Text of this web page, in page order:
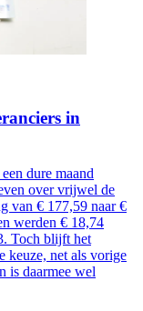
in
dure maand
over vrijwel de
van € 177,59 naar €
werden € 18,74
Toch blijft het
keuze, net als vorige
is daarmee wel